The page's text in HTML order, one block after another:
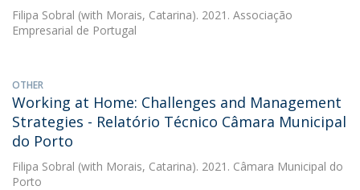
Filipa Sobral (with Morais, Catarina). 2021. Associação
Empresarial de Portugal
OTHER
Working at Home: Challenges and Management
Strategies - Relatório Técnico Câmara Municipal
do Porto
Filipa Sobral (with Morais, Catarina). 2021. Câmara Municipal do
Porto